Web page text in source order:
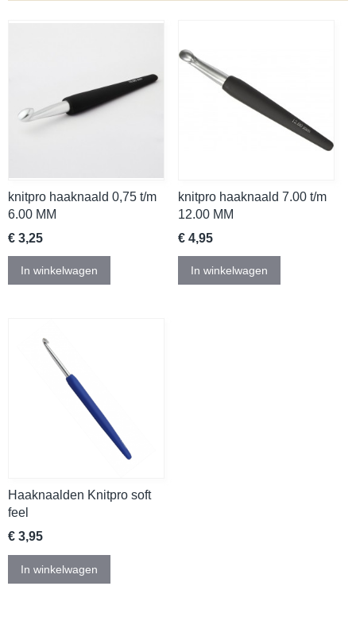
knitpro haaknaald 0,75 t/m
6.00 MM
€ 3,25
In winkelwagen
knitpro haaknaald 7.00 t/m
12.00 MM
€ 4,95
In winkelwagen
Haaknaalden Knitpro soft
feel
€ 3,95
In winkelwagen